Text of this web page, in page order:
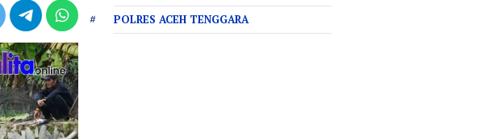
POLRES ACEH TENGGARA